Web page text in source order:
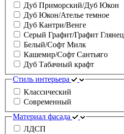
Дуб Приморский/Дуб Юкон
Дуб Юкон/Ателье темное
Дуб Кантри/Венге
Серый Графит/Графит Глянец
Белый/Софт Милк
Кашемир/Софт Сантьяго
Дуб Табачный крафт
Стиль интерьера
Классический
Современный
Материал фасада
ЛДСП